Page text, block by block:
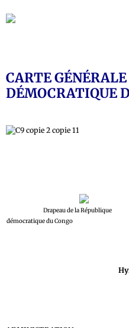
CARTE
DÉMOCRATIQUE
Drapeau de la République
démocratique du Congo
Hymne